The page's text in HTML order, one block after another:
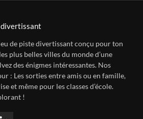
divertissant
de piste divertissant conçu pour ton
plus belles villes du monde d’une
des énigmes intéressantes. Nos
: Les sorties entre amis ou en famille,
et même pour les classes d’école.
!